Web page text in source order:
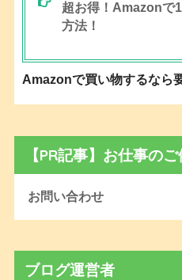
超お得！Amazonで
方法！
Amazonで買い物するなら
【PR記事】お仕事の
お問い合わせ
ブログ運営者